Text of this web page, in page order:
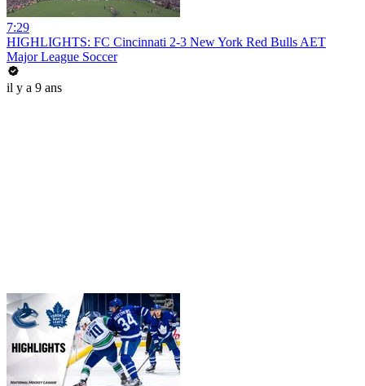
7:29
HIGHLIGHTS: FC Cincinnati 2-3 New York Red Bulls AET
Major League Soccer
il y a 9 ans